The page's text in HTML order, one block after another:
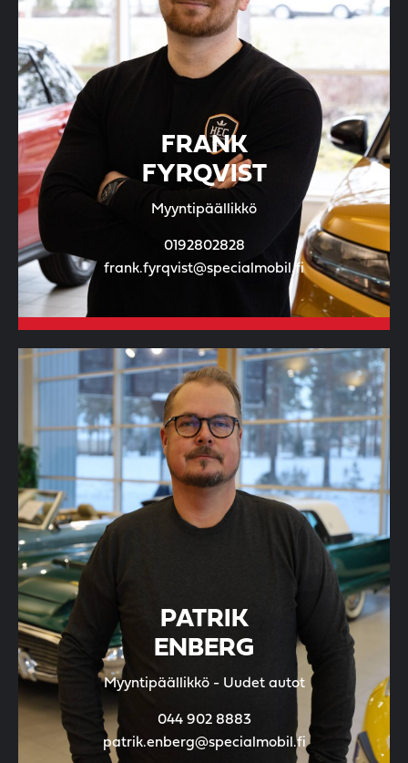
FRANK
FYRQVIST
Myyntipäällikkö
0192802828
frank.fyrqvist@specialmobil.fi
PATRIK
ENBERG
Myyntipäällikkö - Uudet autot
044 902 8883
patrik.enberg@specialmobil.fi